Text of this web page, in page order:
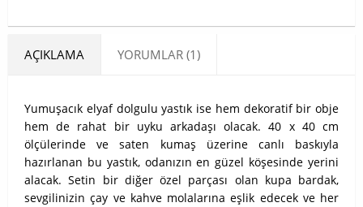
AÇIKLAMA YORUMLAR (1)
Yumuşacık elyaf dolgulu yastık ise hem dekoratif bir obje
hem de rahat bir uyku arkadaşı olacak. 40 x 40 cm
ölçülerinde ve saten kumaş üzerine canlı baskıyla
hazırlanan bu yastık, odanızın en güzel köşesinde yerini
alacak. Setin bir diğer özel parçası olan kupa bardak,
sevgilinizin çay ve kahve molalarına eşlik edecek ve her